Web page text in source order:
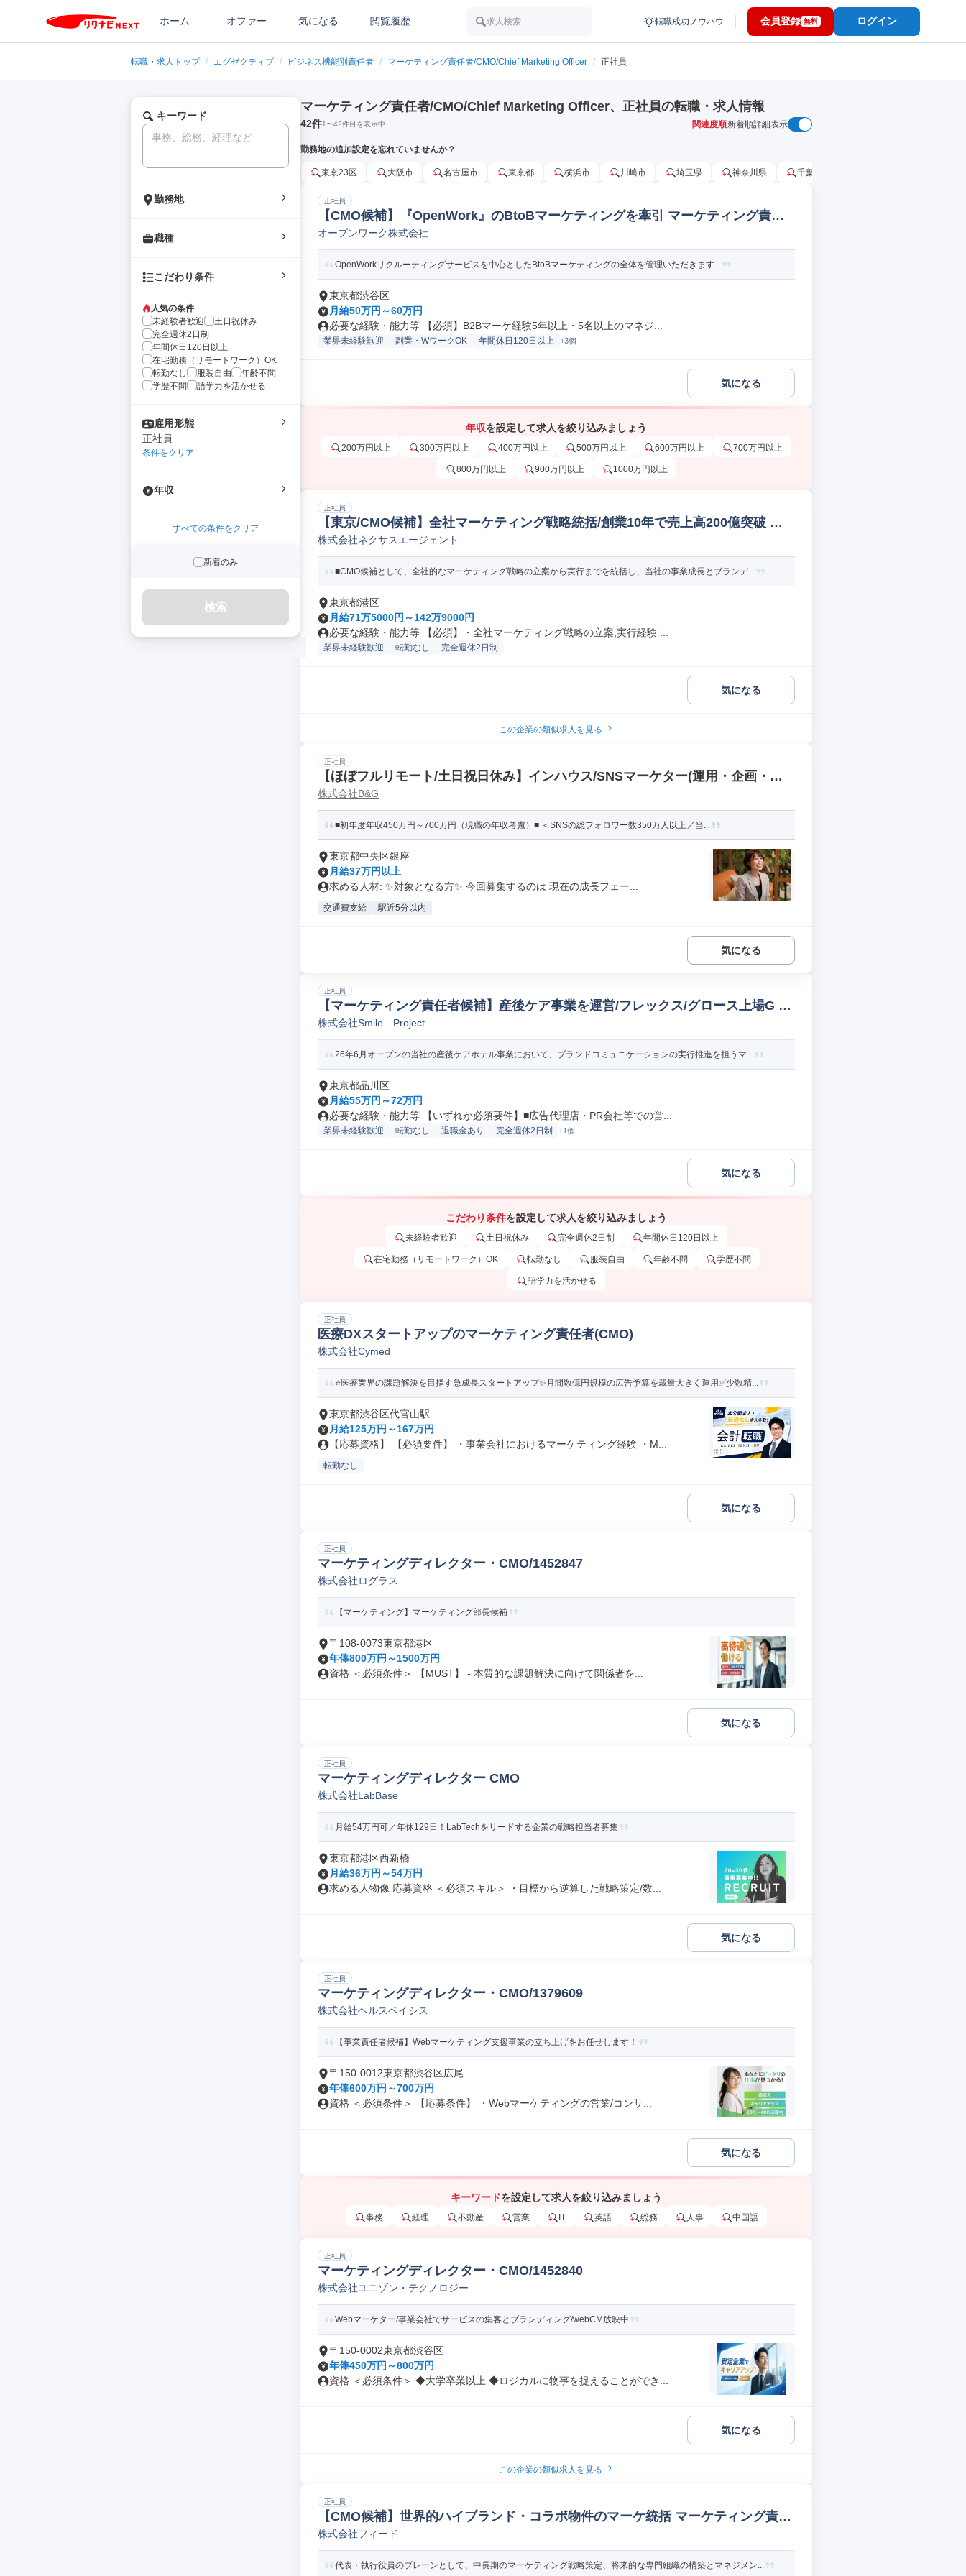
ホーム オファー 気になる 閲覧履歴 求人検索 転職成功ノウハウ 会員登録 無料 ログイン
転職・求人トップ / エグゼクティブ / ビジネス機能別責任者 / マーケティング責任者/CMO/Chief Marketing Officer / 正社員
キーワード
勤務地
職種
こだわり条件
人気の条件
未経験者歓迎
土日祝休み
完全週休2日制
年間休日120日以上
在宅勤務（リモートワーク）OK
転勤なし
服装自由
年齢不問
学歴不問
語学力を活かせる
雇用形態
正社員
条件をクリア
年収
すべての条件をクリア
新着のみ
検索
マーケティング責任者/CMO/Chief Marketing Officer、正社員の転職・求人情報
42件1〜42件目を表示中 関連度順新着順詳細表示
勤務地の追加設定を忘れていませんか？
東京23区 大阪市 名古屋市 東京都 横浜市 川崎市 埼玉県 神奈川県 千葉市
正社員
【CMO候補】『OpenWork』のBtoBマーケティングを牽引 マーケティング責任
者/CMO/Chief Marketing Officer
オープンワーク株式会社
OpenWorkリクルーティングサービスを中心としたBtoBマーケティングの全体を管理いただきます...
東京都渋谷区
月給50万円～60万円
必要な経験・能力等 【必須】B2Bマーケ経験5年以上・5名以上のマネジ...
業界未経験歓迎 副業・WワークOK 年間休日120日以上 +3個
気になる
年収を設定して求人を絞り込みましょう
200万円以上 300万円以上 400万円以上 500万円以上 600万円以上 700万円以上
800万円以上 900万円以上 1000万円以上
正社員
【東京/CMO候補】全社マーケティング戦略統括/創業10年で売上高200億突破 マ
ーケティング責任者/CMO/Chief Marketing Officer
株式会社ネクサスエージェント
■CMO候補として、全社的なマーケティング戦略の立案から実行までを統括し、当社の事業成長とブランデ...
東京都港区
月給71万5000円～142万9000円
必要な経験・能力等 【必須】・全社マーケティング戦略の立案,実行経験 ...
業界未経験歓迎 転勤なし 完全週休2日制
気になる
この企業の類似求人を見る
正社員
【ほぼフルリモート/土日祝日休み】インハウス/SNSマーケター(運用・企画・撮
影・編集)※20代/30代の女性が活躍中
株式会社B&G
■初年度年収450万円～700万円（現職の年収考慮）■ ＜SNSの総フォロワー数350万人以上／当...
東京都中央区銀座
月給37万円以上
求める人材: ✨対象となる方✨ 今回募集するのは 現在の成長フェー...
交通費支給 駅近5分以内
気になる
正社員
【マーケティング責任者候補】産後ケア事業を運営/フレックス/グロース上場G マ
ーケティング戦略企画
株式会社Smile Project
26年6月オープンの当社の産後ケアホテル事業において、ブランドコミュニケーションの実行推進を担うマ...
東京都品川区
月給55万円～72万円
必要な経験・能力等 【いずれか必須要件】■広告代理店・PR会社等での営...
業界未経験歓迎 転勤なし 退職金あり 完全週休2日制 +1個
気になる
こだわり条件を設定して求人を絞り込みましょう
未経験者歓迎 土日祝休み 完全週休2日制 年間休日120日以上
在宅勤務（リモートワーク）OK 転勤なし 服装自由 年齢不問 学歴不問
語学力を活かせる
正社員
医療DXスタートアップのマーケティング責任者(CMO)
株式会社Cymed
⭐医療業界の課題解決を目指す急成長スタートアップ✨月間数億円規模の広告予算を裁量大きく運用✅少数精...
東京都渋谷区代官山駅
月給125万円～167万円
【応募資格】 【必須要件】 ・事業会社におけるマーケティング経験 ・M...
転勤なし
気になる
正社員
マーケティングディレクター・CMO/1452847
株式会社ログラス
【マーケティング】マーケティング部長候補
〒108-0073東京都港区
年俸800万円～1500万円
資格 ＜必須条件＞ 【MUST】 - 本質的な課題解決に向けて関係者を...
気になる
正社員
マーケティングディレクター CMO
株式会社LabBase
月給54万円可／年休129日！LabTechをリードする企業の戦略担当者募集
東京都港区西新橋
月給36万円～54万円
求める人物像 応募資格 ＜必須スキル＞ ・目標から逆算した戦略策定/数...
気になる
正社員
マーケティングディレクター・CMO/1379609
株式会社ヘルスベイシス
【事業責任者候補】Webマーケティング支援事業の立ち上げをお任せします！
〒150-0012東京都渋谷区広尾
年俸600万円～700万円
資格 ＜必須条件＞ 【応募条件】 ・Webマーケティングの営業/コンサ...
気になる
キーワードを設定して求人を絞り込みましょう
事務 経理 不動産 営業 IT 英語 総務 人事 中国語
正社員
マーケティングディレクター・CMO/1452840
株式会社ユニゾン・テクノロジー
Webマーケター/事業会社でサービスの集客とブランディング/webCM放映中
〒150-0002東京都渋谷区
年俸450万円～800万円
資格 ＜必須条件＞ ◆大学卒業以上 ◆ロジカルに物事を捉えることができ...
気になる
この企業の類似求人を見る
正社員
【CMO候補】世界的ハイブランド・コラボ物件のマーケ統括 マーケティング責任
者/CMO/Chief Marketing Officer
株式会社フィード
代表・執行役員のブレーンとして、中長期のマーケティング戦略策定、将来的な専門組織の構築とマネジメン...